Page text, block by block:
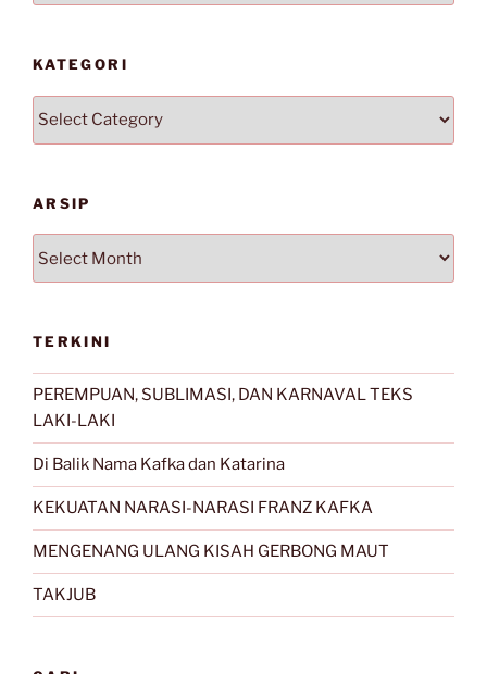
KATEGORI
Kategori
ARSIP
TERKINI
PEREMPUAN, SUBLIMASI, DAN KARNAVAL TEKS
LAKI-LAKI
Di Balik Nama Kafka dan Katarina
KEKUATAN NARASI-NARASI FRANZ KAFKA
MENGENANG ULANG KISAH GERBONG MAUT
TAKJUB